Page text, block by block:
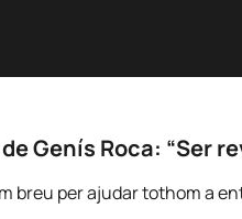
Genís Roca: “Ser
breu per ajudar tothom a